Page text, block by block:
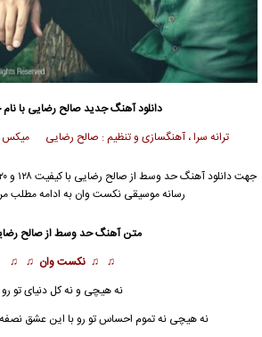
دانلود آهنگ جدیدصالح رضاییبا
ترانه سرا ، آهنگسازی و تنظیم : صالح رضایی میکس
جهت دانلود آهنگ حد وسط از صالح رضایی
رسانه موسیقی نکست وان به ادامه مطلب
متن آهنگ حد وسط ازصالح
♫ ♫ نکست وان ♫ ♫
نه هیچی و نه کل دنیای تو رو
نه هیچی نه تموم احساس تو رو با این عشق نصفه